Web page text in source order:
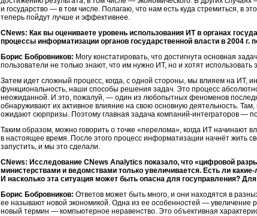
и государство — в том числе. Полагаю, что нам есть куда стремиться, в
теперь пойдут лучше и эффективнее.
CNews: Как вы оцениваете уровень использования ИТ в органах
процессы информатизации органов государственной власти в 2004 г.
Борис Бобровников: Могу констатировать, что достигнута основная
пользователи не только знают, что им нужно ИТ, но и хотят использовать
Затем идет сложный процесс, когда, с одной стороны, мы влияем на ИТ,
функциональность, наши способы решения задач. Это процесс
неожиданной. И это, пожалуй, — один из любопытных феноменов
обнаруживают их активное влияние на свою основную деятельность.
ожидают сюрпризы. Поэтому главная задача компаний-интеграторов —
Таким образом, можно говорить о точке «перелома», когда ИТ
в настоящее время. После этого процесс информатизации начнёт жить
запустить, и мы это сделали.
CNews: Исследование CNews Analytics показало, что «цифровой
министерствами и ведомствами только увеличивается. Есть ли какие-
И насколько эта ситуация может быть опасна для госуправления?
Борис Бобровников: Ответов может быть много, и они находятся в
ее называют новой экономикой. Одна из ее особенностей —
новый термин — компьютерное неравенство. Это объективная